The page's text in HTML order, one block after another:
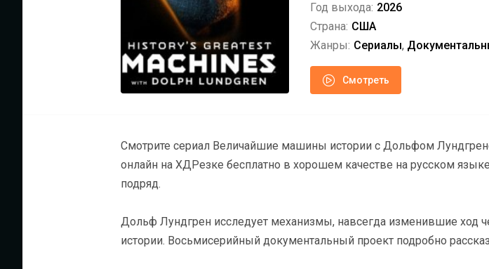
Год выхода: 2026
Страна: США
Жанры: Сериалы,
Смотреть
Смотрите сериал Величайшие машины истории с Дольфом
онлайн на ХДРезке бесплатно в хорошем качестве на русском
подряд.
Дольф Лундгрен исследует механизмы, навсегда изменившие ход
истории. Восьмисерийный документальный проект подробно